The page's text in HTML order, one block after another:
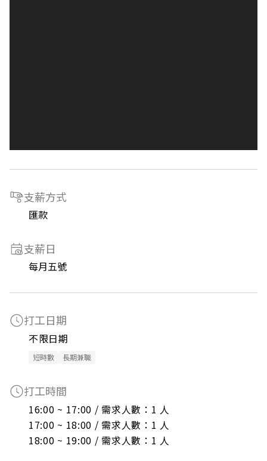
支薪方式
匯款
支薪日
每月五號
打工日期
不限日期
短時數 長期兼職
打工時間
16:00 ~ 17:00 / 需求人數：1 人
17:00 ~ 18:00 / 需求人數：1 人
18:00 ~ 19:00 / 需求人數：1 人